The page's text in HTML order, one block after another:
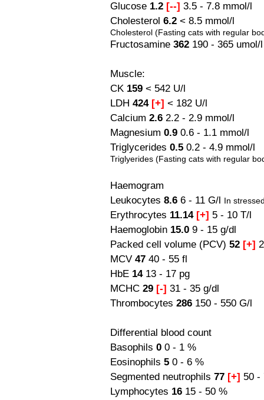
Glucose 1.2 [--] 3.5 - 7.8 mmol/l
Cholesterol 6.2< 8.5 mmol/l
Cholesterol (Fasting cats with regular
Fructosamine 362190 - 365 umol/l
Muscle:
CK 159< 542 U/l
LDH 424 [+] < 182 U/l
Calcium 2.62.2 - 2.9 mmol/l
Magnesium 0.90.6 - 1.1 mmol/l
Triglycerides 0.50.2 - 4.9 mmol/l
Triglyerides (Fasting cats with regular
Haemogram
Leukocytes 8.66 - 11 G/l In
Erythrocytes 11.14 [+] 5 - 10 T/l
Haemoglobin 15.09 - 15 g/dl
Packed cell volume (PCV) 52 [+]
MCV 4740 - 55 fl
HbE 1413 - 17 pg
MCHC 29 [-] 31 - 35 g/dl
Thrombocytes 286 150 - 550 G/l
Differential blood count
Basophils 00 - 1 %
Eosinophils 50 - 6 %
Segmented neutrophils 77 [+] 50 -
Lymphocytes 16 15 - 50 %